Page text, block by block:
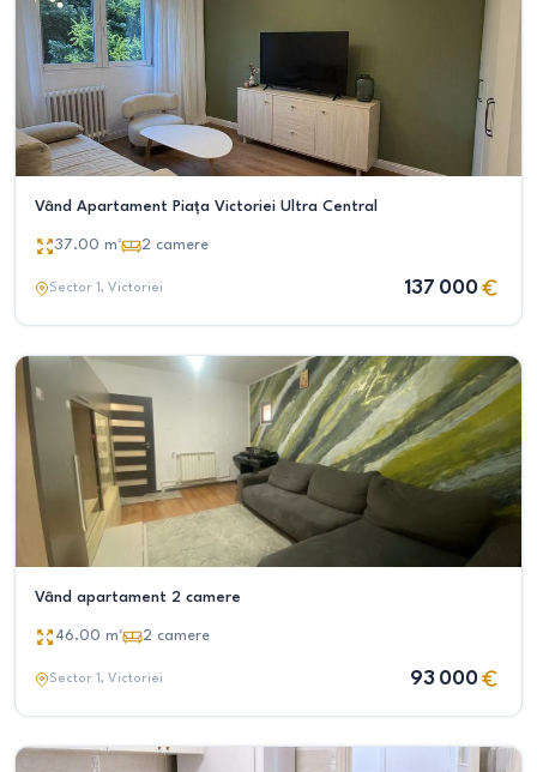
Vând Apartament Piața Victoriei Ultra Central
37.00 m² 2 camere
Sector 1, Victoriei 137 000
Vând apartament 2 camere
46.00 m² 2 camere
Sector 1, Victoriei 93 000